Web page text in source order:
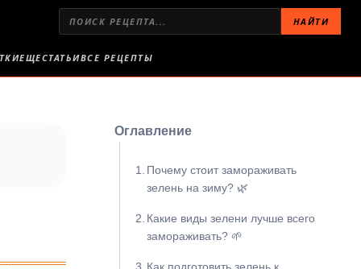
НАЙТИ
ЕЩЕСТАТЬИВСЕ РЕЦЕПТЫ
Оглавление
Почему стоит замораживать
зелень на зиму? 🌿
Какие виды зелени лучше всего
замораживать? 🌱